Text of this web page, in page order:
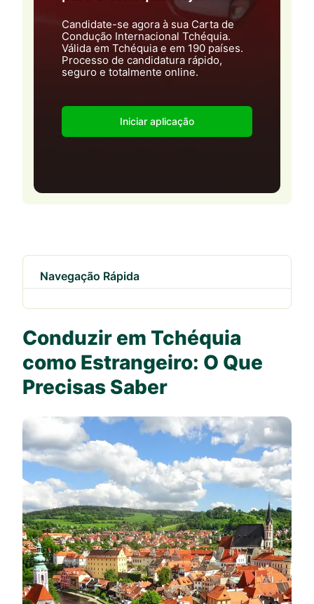
Candidate-se agora à sua Carta de
Condução Internacional Tchéquia.
Válida em Tchéquia e em 190 países.
Processo de candidatura rápido,
seguro e totalmente online.
Iniciar aplicação
Navegação Rápida
Conduzir em Tchéquia
como Estrangeiro: O Que
Precisas Saber